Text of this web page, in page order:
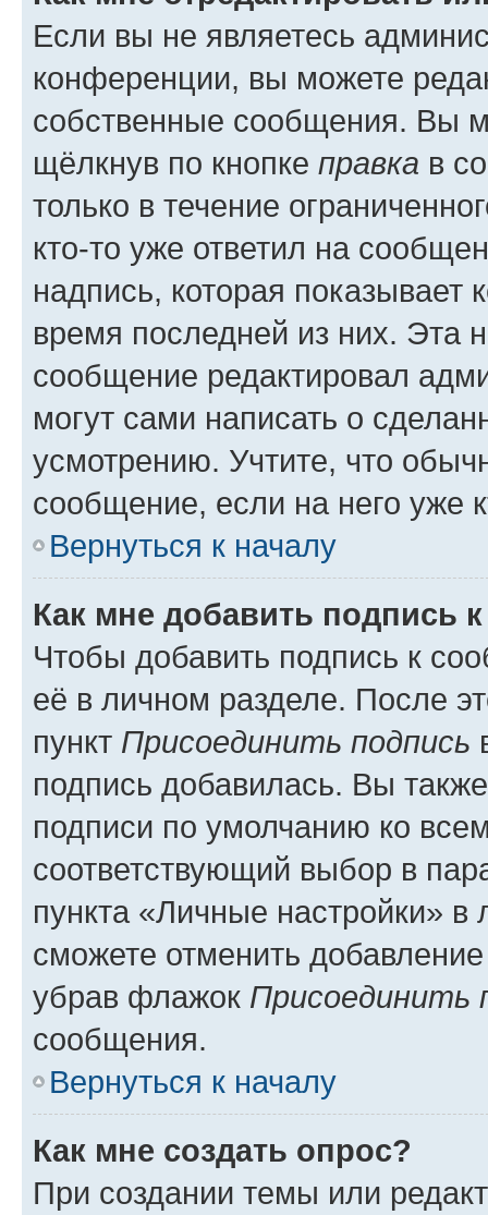
Если вы не являетесь
конференции, вы можете
собственные сообщения. Вы
щёлкнув по кнопке правка в
только в течение
кто-то уже ответил на
надпись, которая показывает
время последней из них. Эта
сообщение редактировал
могут сами написать о
усмотрению. Учтите, что
сообщение, если на него уже
Вернуться к началу
Как мне добавить подпись
Чтобы добавить подпись к
её в личном разделе. После
пункт Присоединить подпись
подпись добавилась. Вы
подписи по умолчанию ко
соответствующий выбор в
пункта «Личные настройки»
сможете отменить
убрав флажок Присоединить
сообщения.
Вернуться к началу
Как мне создать опрос?
При создании темы или